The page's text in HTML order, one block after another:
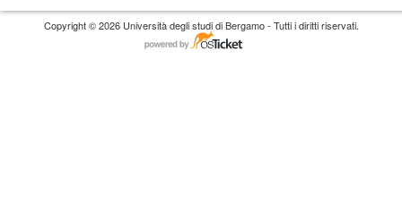
Copyright © 2026 Università degli studi di Bergamo - Tutti i diritti riservati.